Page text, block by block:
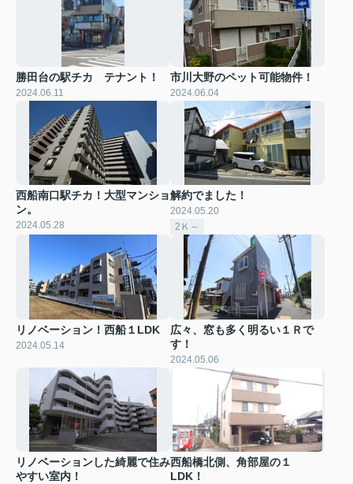
勝田台の駅チカ テナント！
2024.06.11
市川大野のペット可能物件！
2024.06.04
西船南口駅チカ！大型マンショ
ン。
2024.05.28
解約でました！
2024.05.20
2Ｋ～
リノベーション！西船１LDK
2024.05.14
広々、窓も多く明るい１Ｒで
す！
2024.05.06
リノベーションした綺麗で住み
やすい室内！
西船橋北側、角部屋の１
LDK！